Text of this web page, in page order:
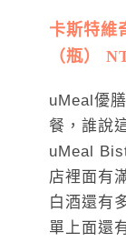
卡斯特
（瓶）
uMeal優
餐，誰說
uMeal
店裡面有
白酒還有
單上面還